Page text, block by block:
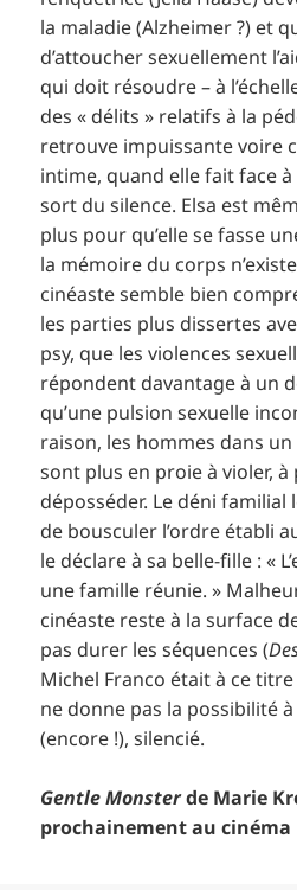
la maladie (Alzheimer ?) et
d’attoucher sexuellement
qui doit résoudre – à
des « délits » relatifs à la
retrouve impuissante voire
intime, quand elle fait face à
sort du silence. Elsa est
plus pour qu’elle se fasse
la mémoire du corps
cinéaste semble bien
les parties plus dissertes
psy, que les violences
répondent davantage à un
qu’une pulsion sexuelle
raison, les hommes dans
sont plus en proie à violer, à
déposséder. Le déni
de bousculer l’ordre établi
le déclare à sa belle-fille : «
une famille réunie. »
cinéaste reste à la surface
pas durer les séquences (
Michel Franco était à ce
ne donne pas la possibilité à
(encore !), silencié.
Gentle Monsterde Marie
prochainement au cinéma